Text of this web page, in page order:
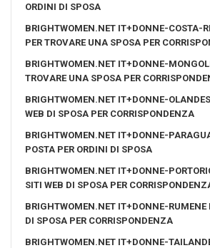
ORDINI DI SPOSA
BRIGHTWOMEN.NET IT+DONNE-COSTA-
PER TROVARE UNA SPOSA PER
BRIGHTWOMEN.NET IT+DONNE-
TROVARE UNA SPOSA PER
BRIGHTWOMEN.NET IT+DONNE-
WEB DI SPOSA PER CORRISPONDENZA
BRIGHTWOMEN.NET IT+DONNE-
POSTA PER ORDINI DI SPOSA
BRIGHTWOMEN.NET IT+DONNE-
SITI WEB DI SPOSA PER
BRIGHTWOMEN.NET IT+DONNE-RUMENE
DI SPOSA PER CORRISPONDENZA
BRIGHTWOMEN.NET IT+DONNE-